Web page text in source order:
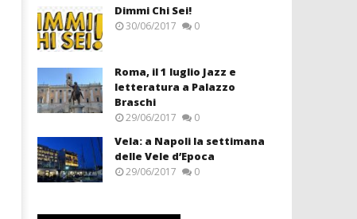
Dimmi Chi Sei!
30/06/2017 0
Roma, il 1 luglio Jazz e
letteratura a Palazzo
Braschi
29/06/2017 0
Vela: a Napoli la settimana
delle Vele d’Epoca
29/06/2017 0